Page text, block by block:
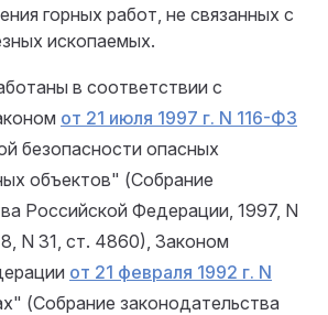
горных работ, не связанных с
ископаемых.
в соответствии с
от 21 июля 1997 г. N 116-ФЗ
безопасности опасных
объектов" (Собрание
Российской Федерации, 1997, N
N 31, ст. 4860), Законом
от 21 февраля 1992 г. N
(Собрание законодательства